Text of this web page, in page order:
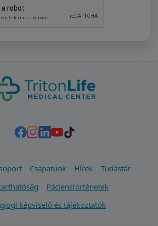
Csapatunk Hírek
Tudástár
Pácienstörténetek
képviselő és tájékoztatók